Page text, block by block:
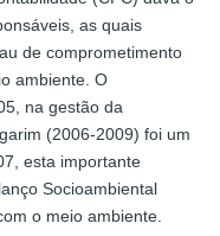
as quais
de comprometimento
ambiente. O
na gestão da
(2006-2009) foi um
esta importante
Socioambiental
o meio ambiente.